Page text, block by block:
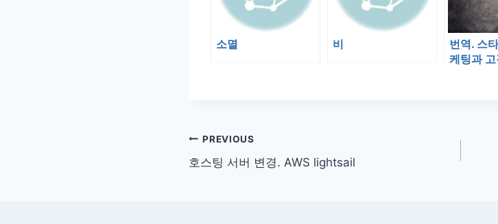
소멸 비
번역. 스
케팅과
글
탐
PREVIOUS
호스팅 서버 변경. AWS lightsail